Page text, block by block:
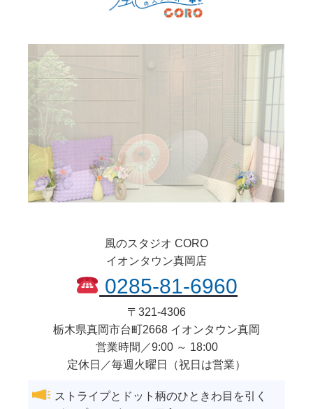
風のスタジオ CORO
イオンタウン真岡店
0285-81-6960
〒 321-4306
栃木県真岡市台町2668 イオンタウン真岡
営業時間／9:00 ～ 18:00
定休日／毎週火曜日（祝日は営業）
ストライプとドット柄のひときわ目を引く